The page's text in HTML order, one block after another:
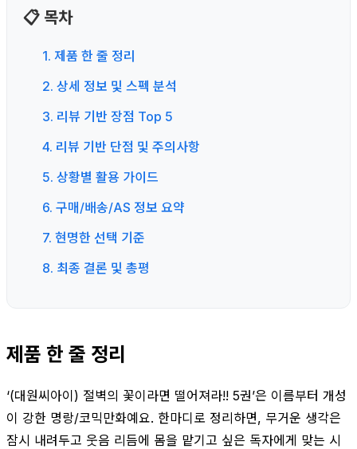
📋 목차
1. 제품 한 줄 정리
2. 상세 정보 및 스펙 분석
3. 리뷰 기반 장점 Top 5
4. 리뷰 기반 단점 및 주의사항
5. 상황별 활용 가이드
6. 구매/배송/AS 정보 요약
7. 현명한 선택 기준
8. 최종 결론 및 총평
제품 한 줄 정리
‘(대원씨아이) 절벽의 꽃이라면 떨어져라!! 5권’은 이름부터 개성
이 강한 명랑/코믹만화예요. 한마디로 정리하면, 무거운 생각은
잠시 내려두고 웃음 리듬에 몸을 맡기고 싶은 독자에게 맞는 시